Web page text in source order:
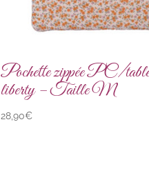
Pochette zippée PC/
liberty – Taille M
28,90€